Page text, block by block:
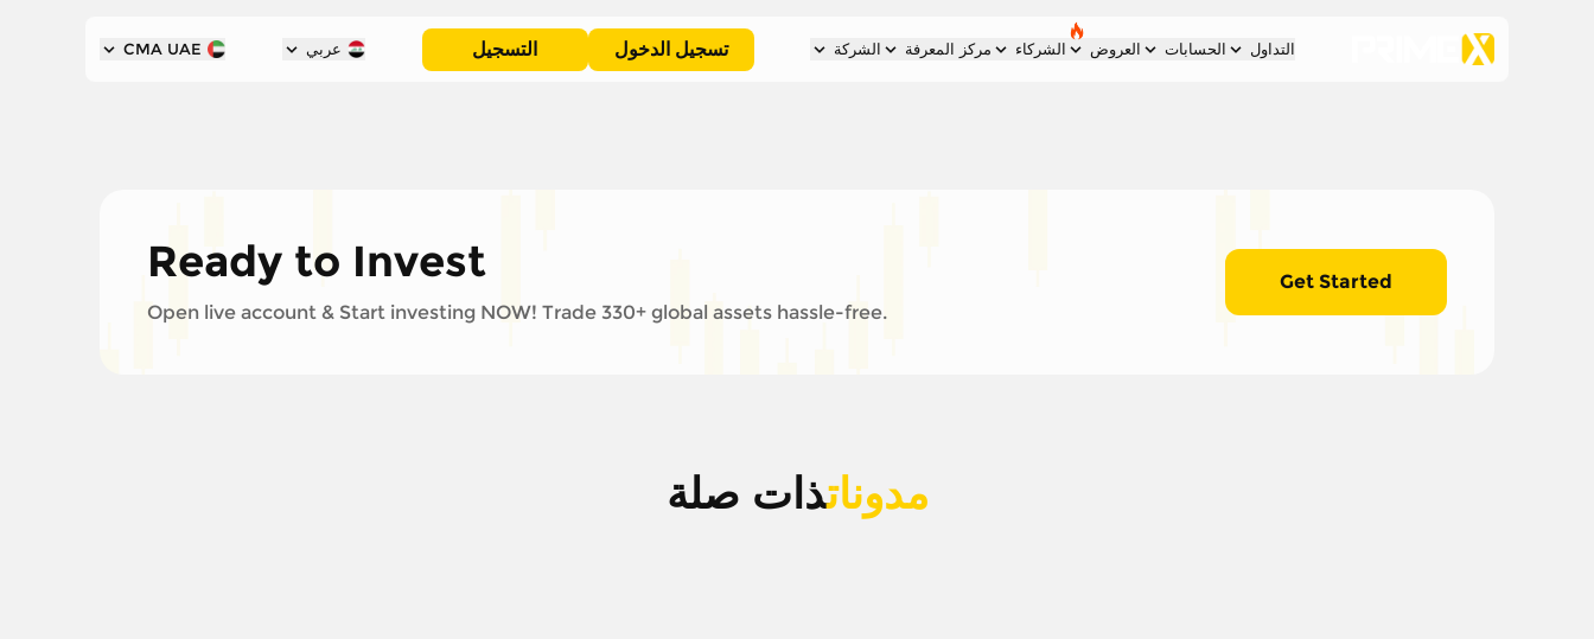
التداول الحسابات العروض الشركاء مركز المعرفة الشركة تسجيل الدخول التسجيل عربي CMA UAE
Ready to Invest
Open live account & Start investing NOW! Trade 330+ global assets hassle-free.
Get Started
مدوناتذات صلة